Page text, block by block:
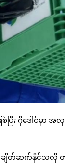
ပြီး ဂိုဒေါင်မှ
ချိတ်ဆက်နိုင်သလို